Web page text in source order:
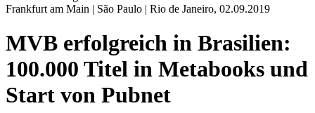
Frankfurt am Main | São Paulo | Rio de Janeiro, 02.09.2019
MVB erfolgreich in Brasilien:
100.000 Titel in Metabooks und
Start von Pubnet